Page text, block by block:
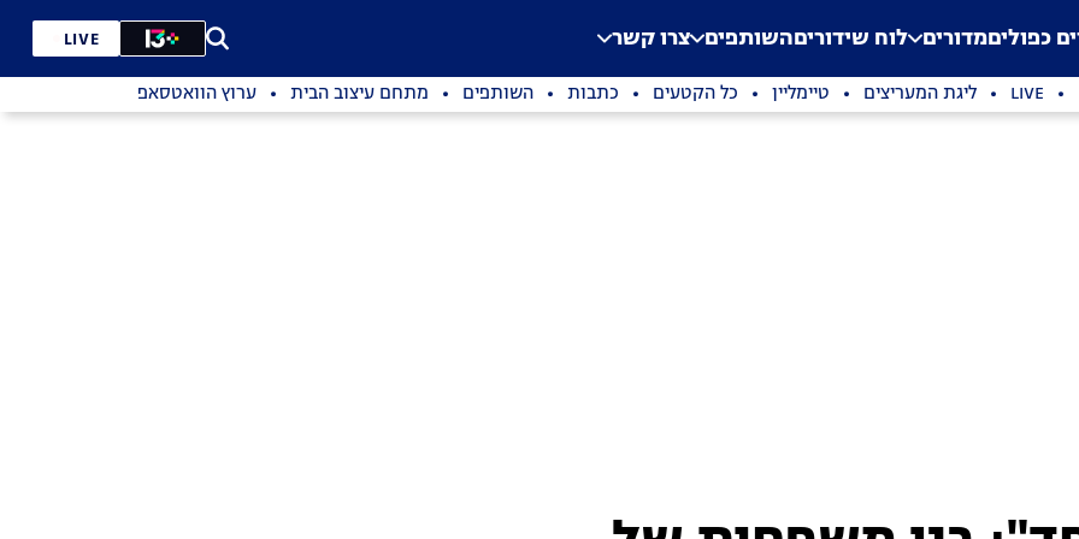
Application error: a
. כפוליםמדורים לוח שידוריםהשותפים צרו קשר LIVE
LIVE ליגת המעריצים טיימליין כל הקטעים כתבות השותפים מתחם עיצוב הבית ערוץ הוואטסאפ